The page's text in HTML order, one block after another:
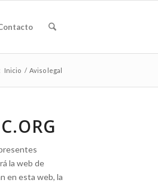
Inicio / Aviso legal
la web de
en esta web, la